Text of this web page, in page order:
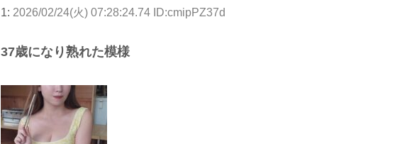
1: 2026/02/24(火) 07:28:24.74 ID:cmipPZ37d
37歳になり熟れた模様